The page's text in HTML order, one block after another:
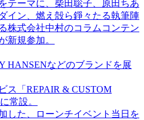
テーマに、柴田聡子、原田ちあ
イン、燃え殻ら錚々たる執筆陣
株式会社中村のコラムコンテン
新規参加。
HANSENなどのブランドを展
ス「REPAIR & CUSTOM
常設。
した、ローンチイベント当日を